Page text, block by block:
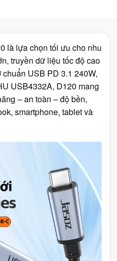
là lựa chọn tối ưu cho nhu
truyền dữ liệu tốc độ cao
USB PD 3.1 240W,
USB4332A, D120 mang
– an toàn – độ bền,
smartphone, tablet và